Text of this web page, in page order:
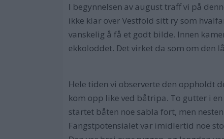
I begynnelsen av august traff vi på
ikke klar over Vestfold sitt ry som
vanskelig å få et godt bilde. Innen
ekkoloddet. Det virket da som om den
Hele tiden vi observerte den oppholdt
kom opp like ved båtripa. To gutter i
startet båten noe sabla fort, men
Fangstpotensialet var imidlertid noe